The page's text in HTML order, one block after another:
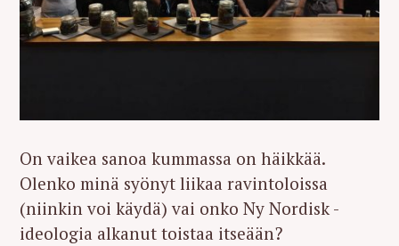
On vaikea sanoa kummassa on häikkää.
Olenko minä syönyt liikaa ravintoloissa
(niinkin voi käydä) vai onko Ny Nordisk -
ideologia alkanut toistaa itseään?